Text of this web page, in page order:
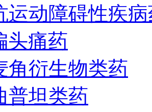
运动障碍性疾
头痛药
角衍生物类药
普坦类药